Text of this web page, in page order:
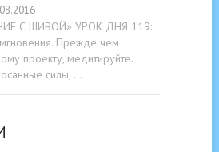
С ШИВОЙ» УРОК ДНЯ 119:
Прежде чем
проекту, медитируйте.
силы, …